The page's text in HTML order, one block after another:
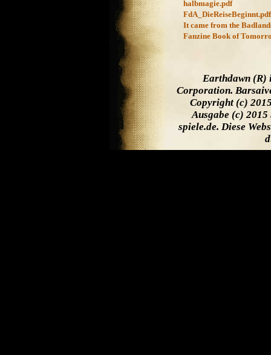
halbmagie.pdf
FdA_DieReiseBeginnt.pdf
It came from the
Fanzine Book of
Earthdawn (R)
Corporation.
Copyright (c)
Ausgabe (c) 2015
spiele.de. Diese